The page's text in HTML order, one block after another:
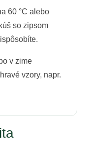
60 °C alebo
so zipsom
v zime
vzory, napr.